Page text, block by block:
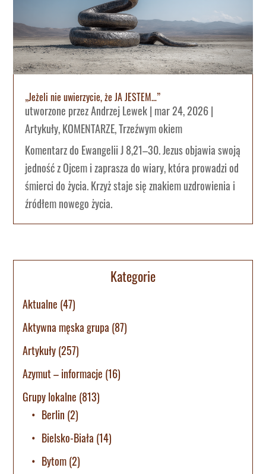
„Jeżeli nie uwierzycie, że JA JESTEM…”
utworzone przezAndrzej Lewek| mar 24, 2026|
Artykuły,KOMENTARZE,Trzeźwym okiem
Komentarz do Ewangelii J 8,21–30. Jezus objawia swoją
jedność z Ojcem i zaprasza do wiary, która prowadzi od
śmierci do życia. Krzyż staje się znakiem uzdrowienia i
źródłem nowego życia.
Kategorie
Aktualne (47)
Aktywna męska grupa (87)
Artykuły(257)
Azymut – informacje (16)
Grupy lokalne (813)
Berlin (2)
Bielsko-Biała (14)
Bytom(2)